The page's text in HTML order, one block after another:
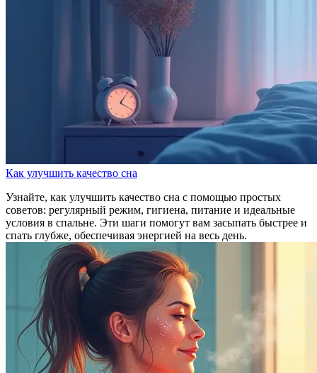
Как улучшить качество сна
Узнайте, как улучшить качество сна с помощью простых
советов: регулярный режим, гигиена, питание и идеальные
условия в спальне. Эти шаги помогут вам засыпать быстрее и
спать глубже, обеспечивая энергией на весь день.